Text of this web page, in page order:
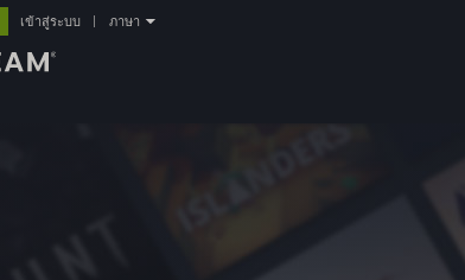
เข้าสู่ระบบ ภาษา